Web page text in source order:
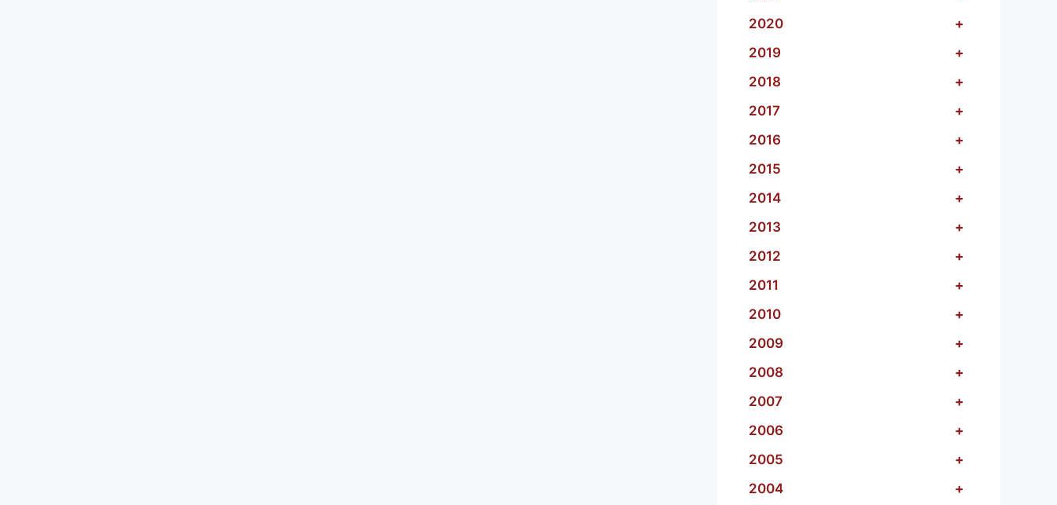
2020
+
2019
+
2018
+
2017
+
2016
+
2015
+
2014
+
2013
+
2012
+
2011
+
2010
+
2009
+
2008
+
2007
+
2006
+
2005
+
2004
+